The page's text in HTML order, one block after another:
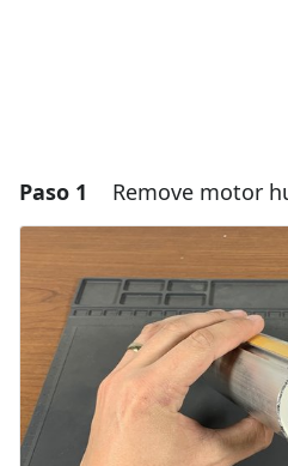
Paso 1 Remove motor